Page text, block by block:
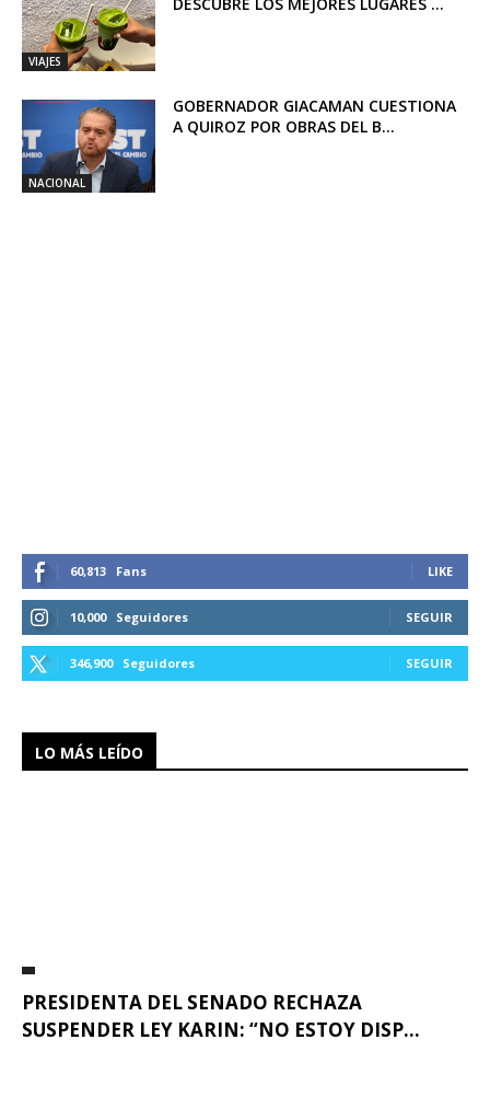
VIAJES
NACIONAL
GOBERNADOR GIACAMAN CUESTIONA
A QUIROZ POR OBRAS DEL B...
60,813 Fans LIKE
10,000 Seguidores SEGUIR
346,900 Seguidores SEGUIR
LO MÁS LEÍDO
PRESIDENTA DEL SENADO RECHAZA
SUSPENDER LEY KARIN: “NO ESTOY DISP...